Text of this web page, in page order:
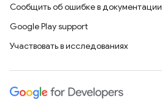
Сообщить об ошибке в документации
Google Play support
Участвовать в исследованиях